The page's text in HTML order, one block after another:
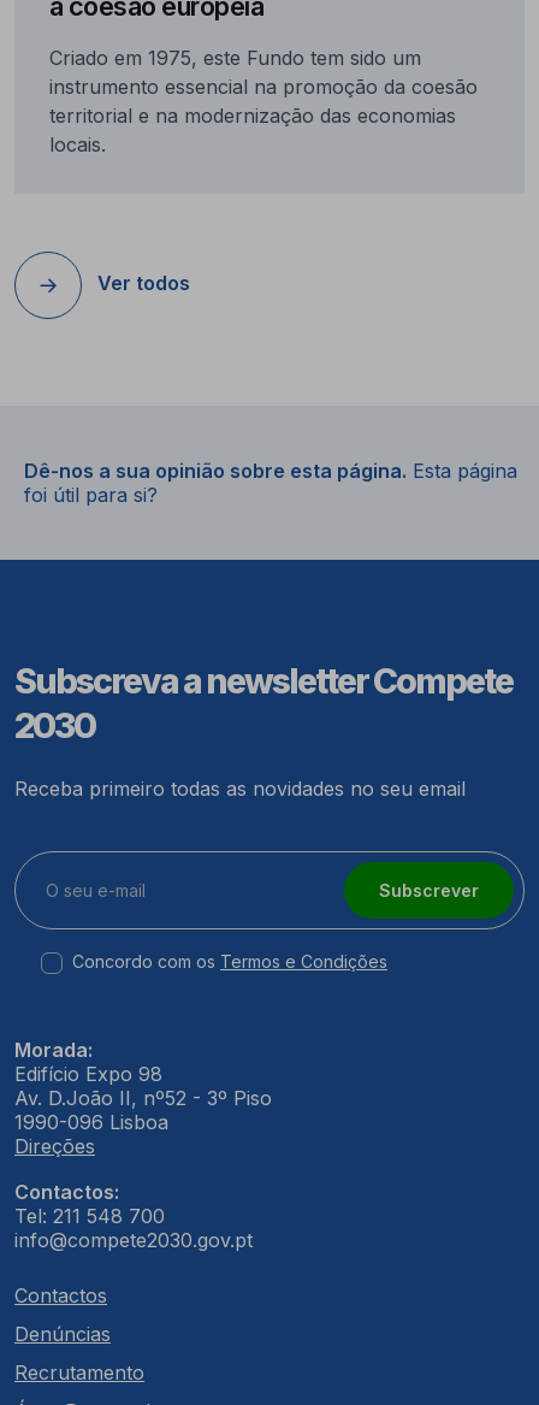
a coesão europeia
Criado em 1975, este Fundo tem sido um
instrumento essencial na promoção da coesão
territorial e na modernização das economias
locais.
Ver todos
Dê-nos a sua opinião sobre esta página. Esta página
foi útil para si?
Subscreva a newsletter Compete
2030
Receba primeiro todas as novidades no seu email
Subscrever
Concordo com os Termos e Condições
Morada:
Edifício Expo 98
Av. D.João II, nº52 - 3º Piso
1990-096 Lisboa
Direções
Contactos:
Tel: 211 548 700
info@compete2030.gov.pt
Contactos
Denúncias
Recrutamento